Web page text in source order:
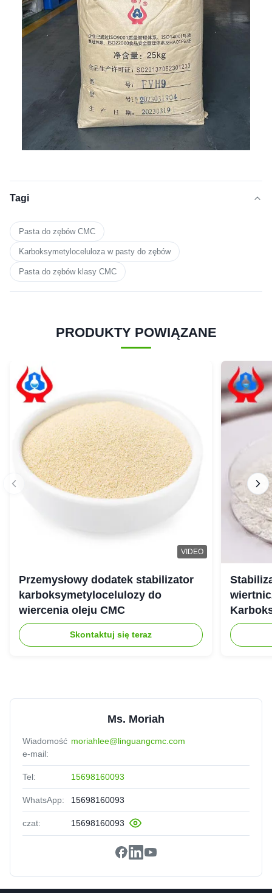
Tagi
Pasta do zębów CMC
Karboksymetyloceluloza w pasty do zębów
Pasta do zębów klasy CMC
PRODUKTY POWIĄZANE
VIDEO
Przemysłowy dodatek stabilizator
karboksymetylocelulozy do
wiercenia oleju CMC
Skontaktuj się teraz
Ms. Moriah
Wiadomość
e-mail:
moriahlee@linguangcmc.com
Tel: 15698160093
WhatsApp: 15698160093
czat: 15698160093